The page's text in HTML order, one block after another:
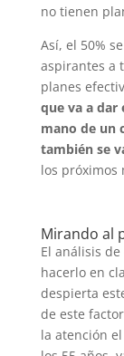
no tienen
Así, el 50%
aspirantes a
planes
que va a dar
mano de un
también se
los próximos
Mirando al
El análisis
hacerlo en
despierta
de este
la atención